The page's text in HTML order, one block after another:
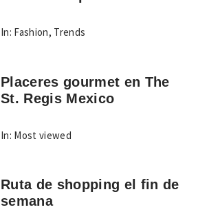
In: Fashion, Trends
Placeres gourmet en The
St. Regis Mexico
In: Most viewed
Ruta de shopping el fin de
semana